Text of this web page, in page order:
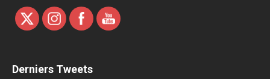
Derniers Tweets